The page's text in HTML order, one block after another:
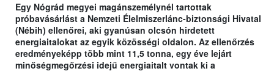
Egy Nógrád megyei magánszemélynél tartottak
próbavásárlást a Nemzeti Élelmiszerlánc-biztonsági Hivatal
(Nébih) ellenőrei, aki gyanúsan olcsón hirdetett
energiaitalokat az egyik közösségi oldalon. Az ellenőrzés
eredményeképp több mint 11,5 tonna, egy éve lejárt
minőségmegőrzési idejű energiaitalt vontak ki a